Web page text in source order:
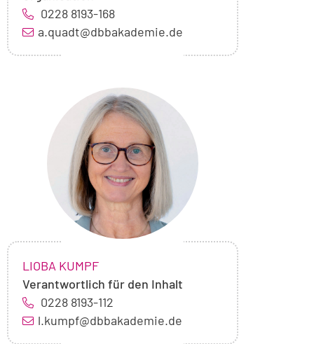
0228 8193-168
a.quadt@dbbakademie.de
Foto
von
Lioba
Kumpf
NAME:
LIOBA KUMPF,
Verantwortlich für den Inhalt
0228 8193-112
l.kumpf@dbbakademie.de